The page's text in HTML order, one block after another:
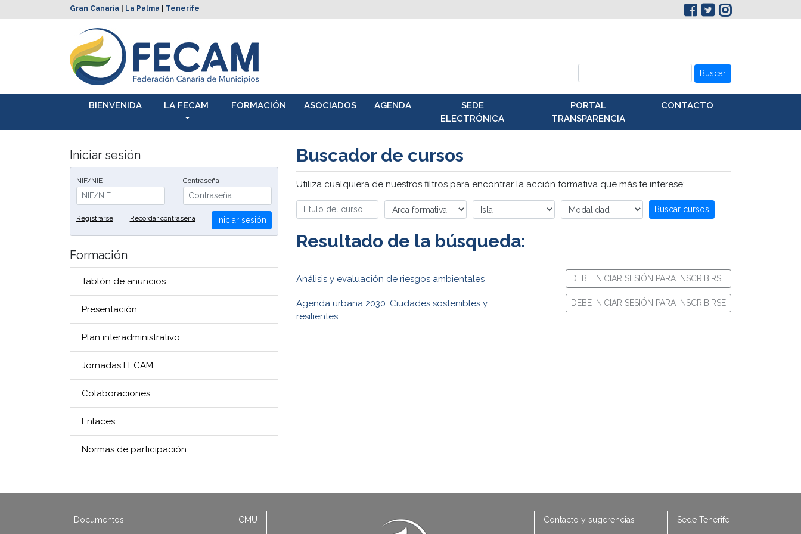
Gran Canaria La Palma Tenerife
Buscar
BIENVENIDA LA FECAM FORMACIÓN ASOCIADOS AGENDA
SEDE
ELECTRÓNICA
PORTAL
TRANSPARENCIA
CONTACTO
Iniciar sesión
NIF/NIE Contraseña
Registrarse Recordar contraseña Iniciar sesión
Formación
Tablón de anuncios
Presentación
Plan interadministrativo
Jornadas FECAM
Colaboraciones
Enlaces
Normas de participación
Buscador de cursos
Utiliza cualquiera de nuestros filtros para encontrar la acción formativa que más te interese:
Buscar cursos
Resultado de la búsqueda:
Análisis y evaluación de riesgos ambientales DEBE INICIAR SESIÓN PARA INSCRIBIRSE
Agenda urbana 2030: Ciudades sostenibles y
resilientes
DEBE INICIAR SESIÓN PARA INSCRIBIRSE
Documentos
CMU
Contacto y sugerencias
Sede Tenerife